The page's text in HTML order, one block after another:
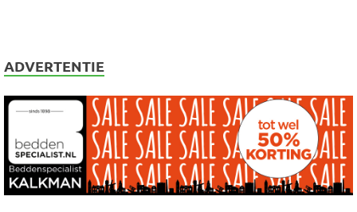
ADVERTENTIE